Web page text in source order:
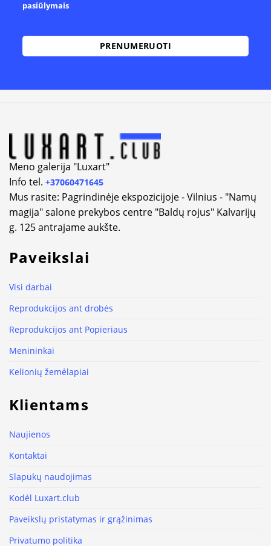
pasiūlymais
Meno galerija "Luxart"
Info tel. +37060471645
Mus rasite: Pagrindinėje ekspozicijoje - Vilnius - "Namų
magija" salone prekybos centre "Baldų rojus" Kalvarijų
g. 125 antrajame aukšte.
Paveikslai
Visi darbai
Reprodukcijos ant drobės
Reprodukcijos ant Popieriaus
Menininkai
Kelionių žemėlapiai
Klientams
Naujienos
Kontaktai
Slapukų naudojimas
Kodėl Luxart.club
Paveikslų pristatymas ir grąžinimas
Privatumo politika